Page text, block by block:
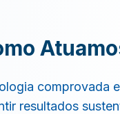
comprovada
resultados